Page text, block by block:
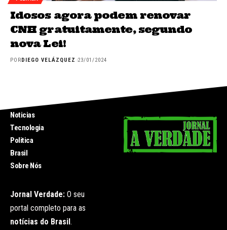
Idosos agora podem renovar
CNH gratuitamente, segundo
nova Lei!
POR DIEGO VELÁZQUEZ 23/01/2024
Noticias
Tecnologia
Politica
Brasil
Sobre Nós
Jornal Verdade: O seu
portal completo para as
notícias do Brasil .